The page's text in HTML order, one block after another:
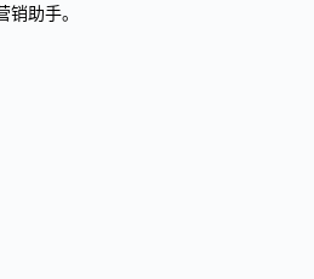
销助手。